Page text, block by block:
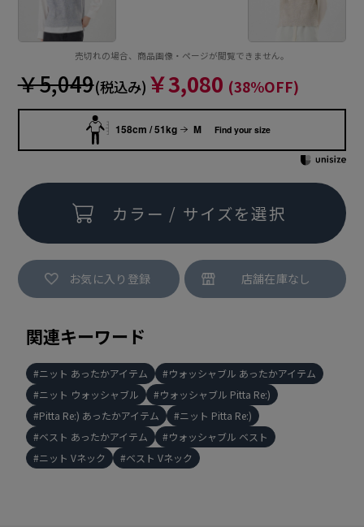
売切れの場合、商品画像・ページが閲覧できません。
￥5,049(税込み) ￥3,080 (38%OFF)
158cm / 51kg M Find your size
カラー / サイズを選択
お気に入り登録
関連キーワード
ニット あったかアイテム
ウォッシャブル あったかアイテム
ニット ウォッシャブル
ウォッシャブル Pitta Re:)
Pitta Re:) あったかアイテム
ニット Pitta Re:)
ベスト あったかアイテム
ウォッシャブル ベスト
ニット Vネック
ベスト Vネック